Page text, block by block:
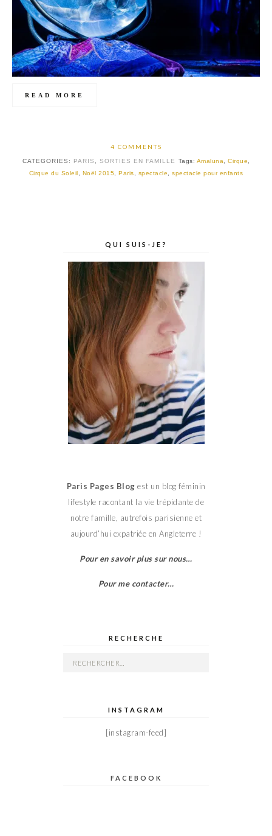
READ MORE
4 COMMENTS
CATEGORIES: PARIS , SORTIES EN FAMILLE Tags: Amaluna, Cirque,
Cirque du Soleil, Noël 2015,Paris, spectacle,spectacle pour enfants
QUI SUIS-JE?
Paris Pages Blog est un blog féminin
lifestyle racontant la vie trépidante de
notre famille, autrefois parisienne et
aujourd’hui expatriée en Angleterre !
Pour en savoir plus sur nous…
Pour me contacter…
RECHERCHE
Rechercher :
INSTAGRAM
[instagram-feed]
FACEBOOK